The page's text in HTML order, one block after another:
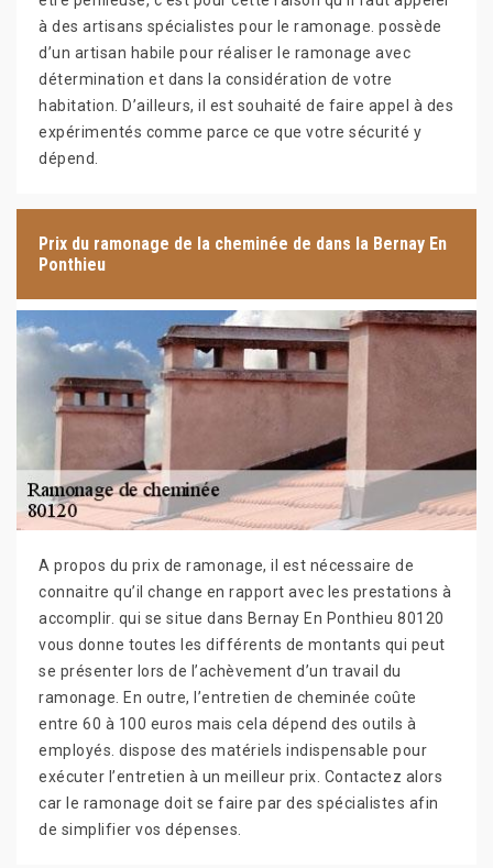
à des artisans spécialistes pour le ramonage. possède
d’un artisan habile pour réaliser le ramonage avec
détermination et dans la considération de votre
habitation. D’ailleurs, il est souhaité de faire appel à des
expérimentés comme parce ce que votre sécurité y
dépend.
Prix du ramonage de la cheminée de dans la Bernay En
Ponthieu
A propos du prix de ramonage, il est nécessaire de
connaitre qu’il change en rapport avec les prestations à
accomplir. qui se situe dans Bernay En Ponthieu 80120
vous donne toutes les différents de montants qui peut
se présenter lors de l’achèvement d’un travail du
ramonage. En outre, l’entretien de cheminée coûte
entre 60 à 100 euros mais cela dépend des outils à
employés. dispose des matériels indispensable pour
exécuter l’entretien à un meilleur prix. Contactez alors
car le ramonage doit se faire par des spécialistes afin
de simplifier vos dépenses.